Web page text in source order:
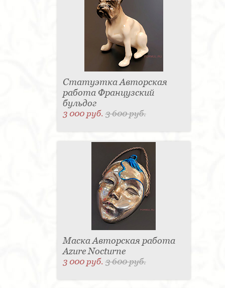
Статуэтка Авторская
работа Французский
бульдог
3 000 руб.3 600 руб.
Маска Авторская работа
Azure Nocturne
3 000 руб.3 600 руб.